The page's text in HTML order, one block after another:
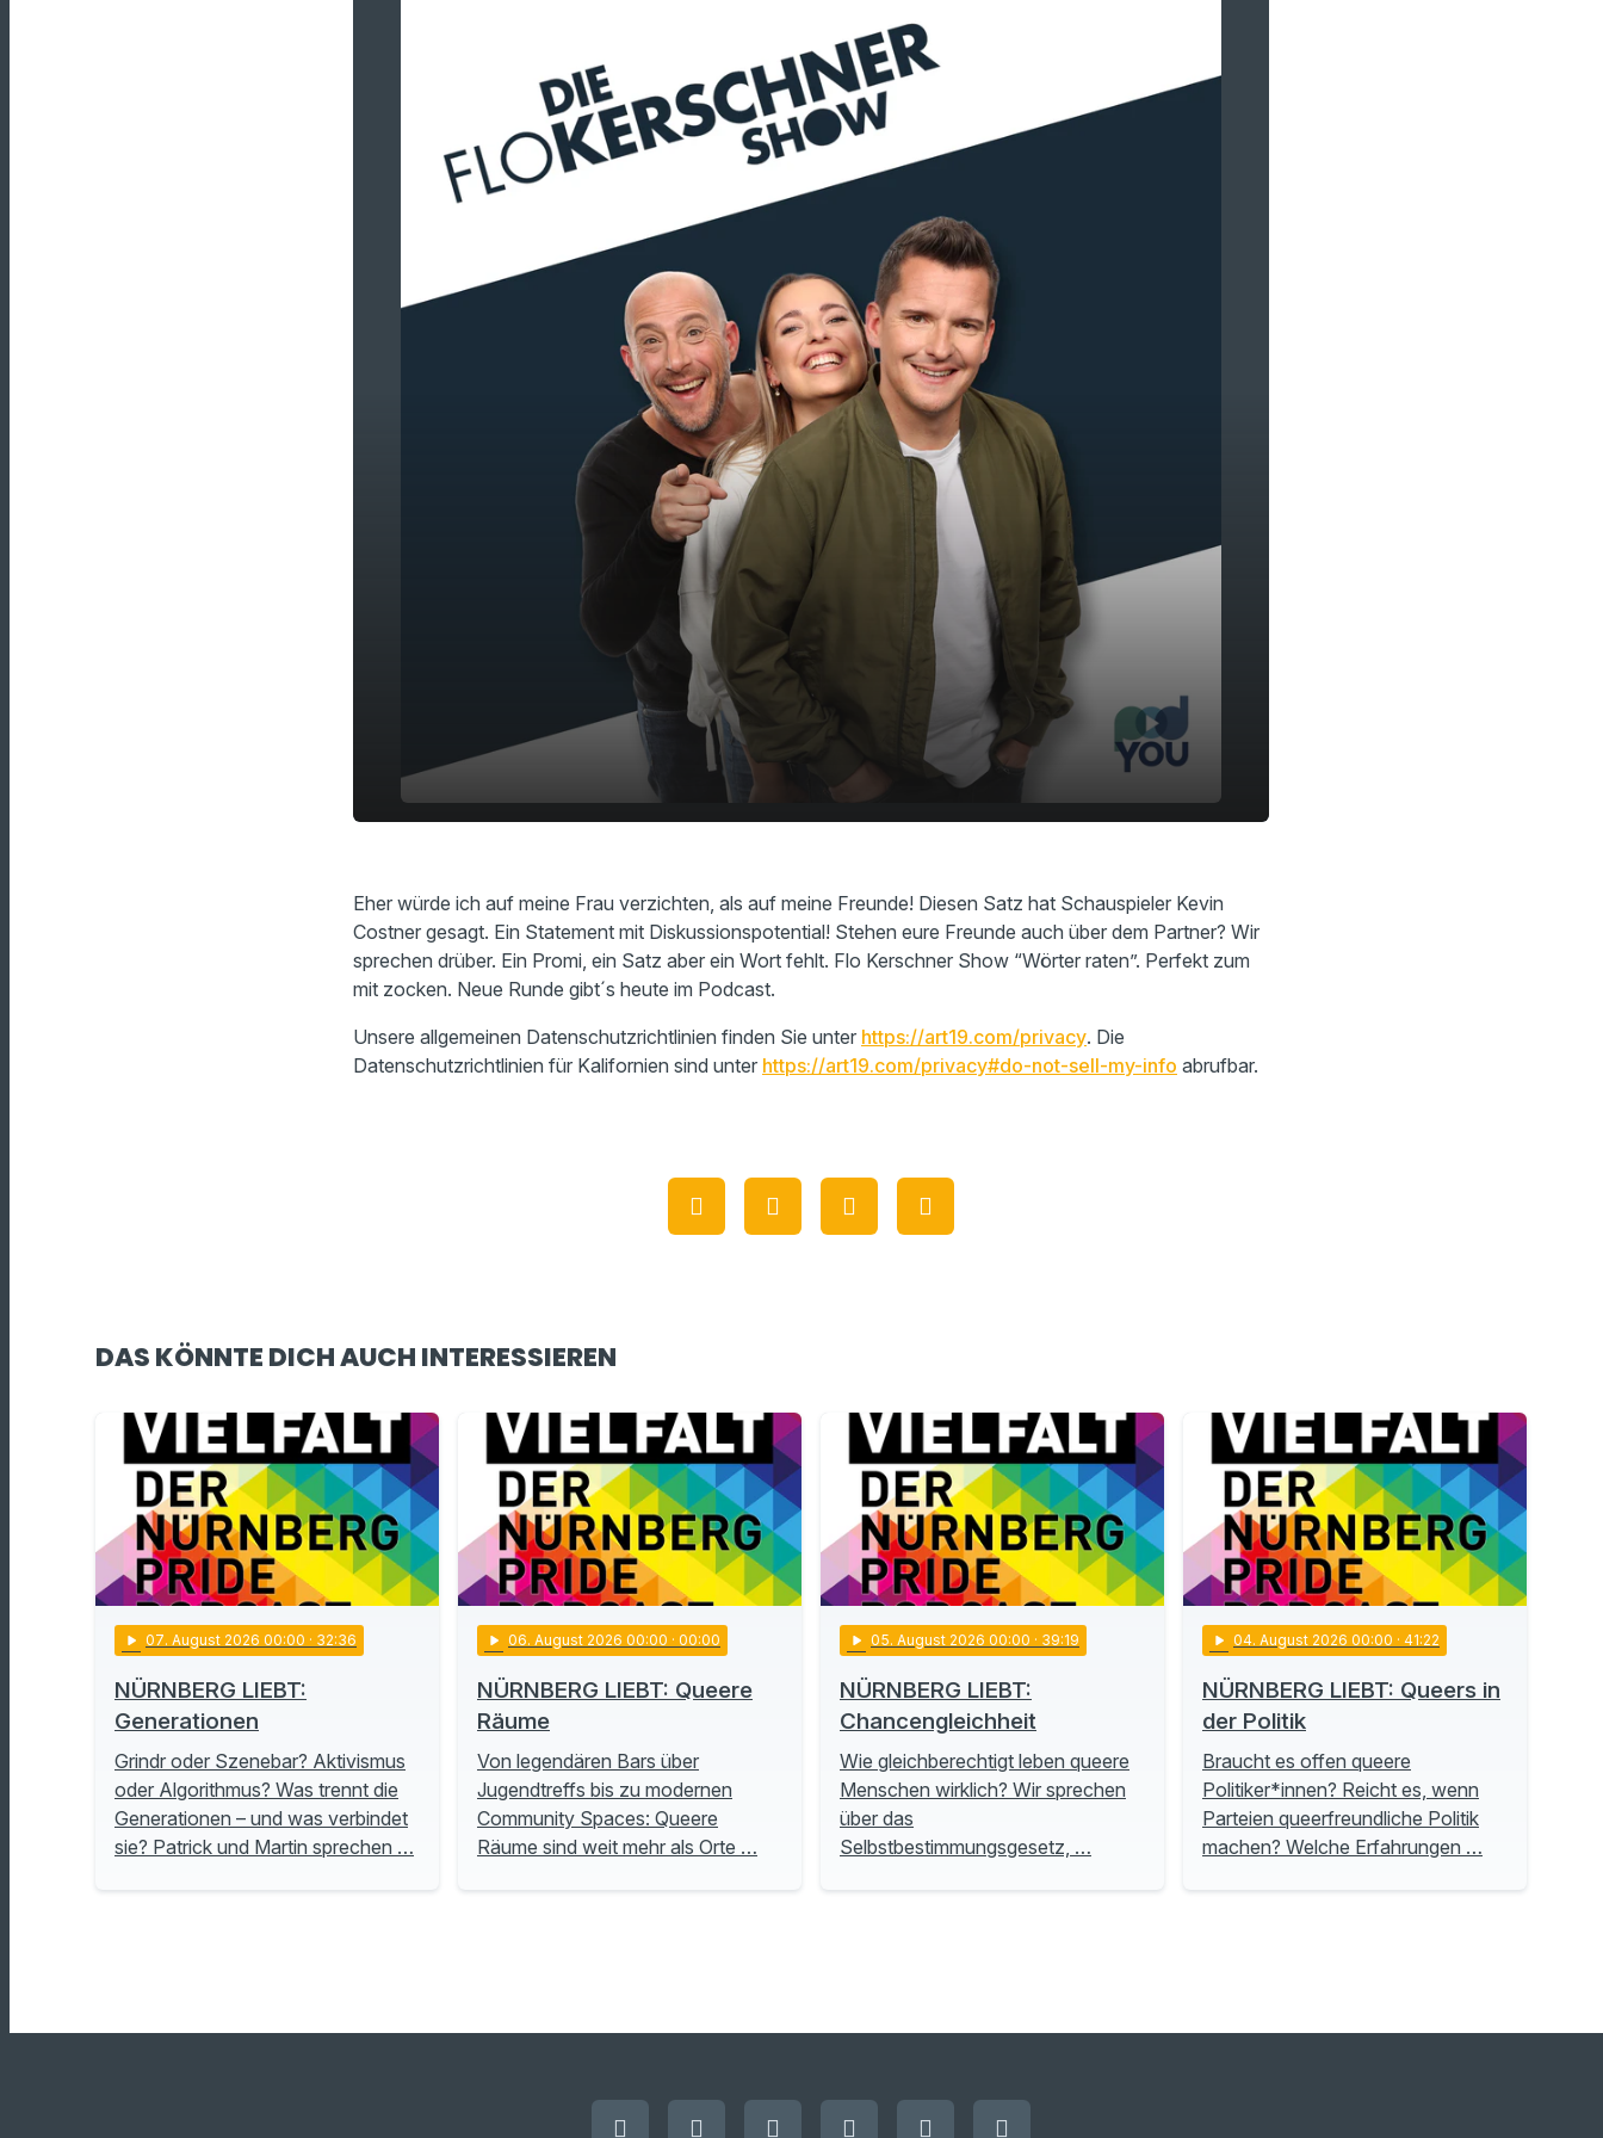
Eher würde ich auf meine Frau verzichten, als auf meine Freunde! Diesen Satz hat Schauspieler Kevin
Costner gesagt. Ein Statement mit Diskussionspotential!​ Stehen eure Freunde auch über dem Partner? Wir
sprechen drüber. Ein Promi, ein Satz aber ein Wort fehlt. Flo Kerschner Show “Wörter raten”. Perfekt zum
mit zocken. Neue Runde gibt´s heute im Podcast.
Unsere allgemeinen Datenschutzrichtlinien finden Sie unter https://art19.com/privacy. Die
Datenschutzrichtlinien für Kalifornien sind unter https://art19.com/privacy#do-not-sell-my-info abrufbar.
DAS KÖNNTE DICH AUCH INTERESSIEREN
play_arrow 07. August 2026 00:00 · 32:36
NÜRNBERG LIEBT:
Generationen
Grindr oder Szenebar? Aktivismus
oder Algorithmus? Was trennt die
Generationen – und was verbindet
sie? Patrick und Martin sprechen …
play_arrow 06. August 2026 00:00 · 00:00
NÜRNBERG LIEBT: Queere
Räume
Von legendären Bars über
Jugendtreffs bis zu modernen
Community Spaces: Queere
Räume sind weit mehr als Orte …
play_arrow 05. August 2026 00:00 · 39:19
NÜRNBERG LIEBT:
Chancengleichheit
Wie gleichberechtigt leben queere
Menschen wirklich? Wir sprechen
über das
Selbstbestimmungsgesetz, …
play_arrow 04. August 2026 00:00 · 41:22
NÜRNBERG LIEBT: Queers in
der Politik
Braucht es offen queere
Politiker*innen? Reicht es, wenn
Parteien queerfreundliche Politik
machen? Welche Erfahrungen …